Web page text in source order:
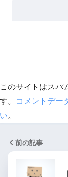
このサイトはスパ
す。
コメントデー
い。
前の記事